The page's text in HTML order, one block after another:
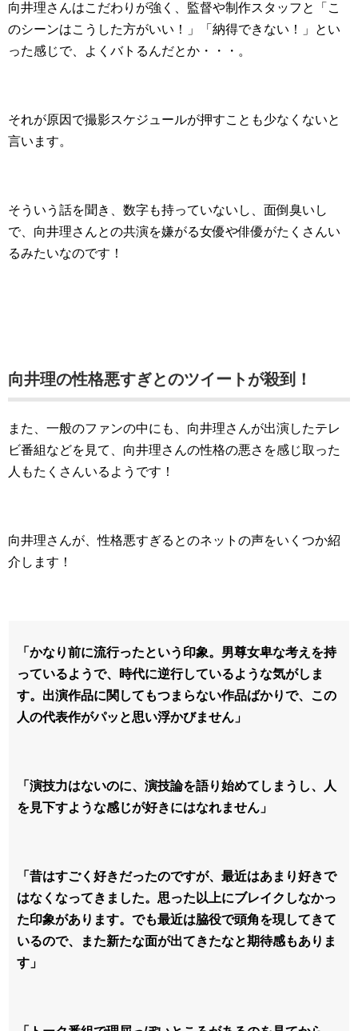
向井理さんはこだわりが強く、監督や制作スタッフと「こ
のシーンはこうした方がいい！」「納得できない！」とい
った感じで、よくバトるんだとか・・・。
それが原因で撮影スケジュールが押すことも少なくないと
言います。
そういう話を聞き、数字も持っていないし、面倒臭いし
で、向井理さんとの共演を嫌がる女優や俳優がたくさんい
るみたいなのです！
向井理の性格悪すぎとのツイートが殺到！
また、一般のファンの中にも、向井理さんが出演したテレ
ビ番組などを見て、向井理さんの性格の悪さを感じ取った
人もたくさんいるようです！
向井理さんが、性格悪すぎるとのネットの声をいくつか紹
介します！
「かなり前に流行ったという印象。男尊女卑な考えを持
っているようで、時代に逆行しているような気がしま
す。出演作品に関してもつまらない作品ばかりで、この
人の代表作がパッと思い浮かびません」
「演技力はないのに、演技論を語り始めてしまうし、人
を見下すような感じが好きにはなれません」
「昔はすごく好きだったのですが、最近はあまり好きで
はなくなってきました。思った以上にブレイクしなかっ
た印象があります。でも最近は脇役で頭角を現してきて
いるので、また新たな面が出てきたなと期待感もありま
す」